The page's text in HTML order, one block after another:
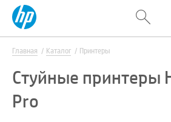
Главная Каталог Принтеры
Стуйные принтеры
Pro